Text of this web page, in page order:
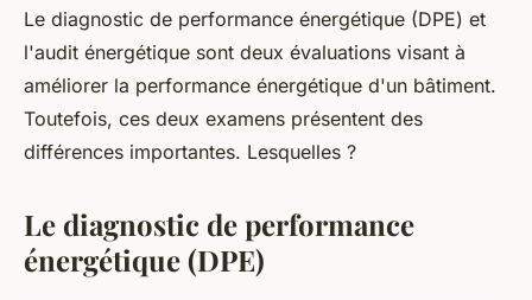
La différence entre un
diagnostic de performance
énergétique et un audit
énergétique
Le diagnostic de performance énergétique (DPE) et
l'audit énergétique sont deux évaluations visant à
améliorer la performance énergétique d'un bâtiment.
Toutefois, ces deux examens présentent des
différences importantes. Lesquelles ?
Le diagnostic de performance
énergétique (DPE)